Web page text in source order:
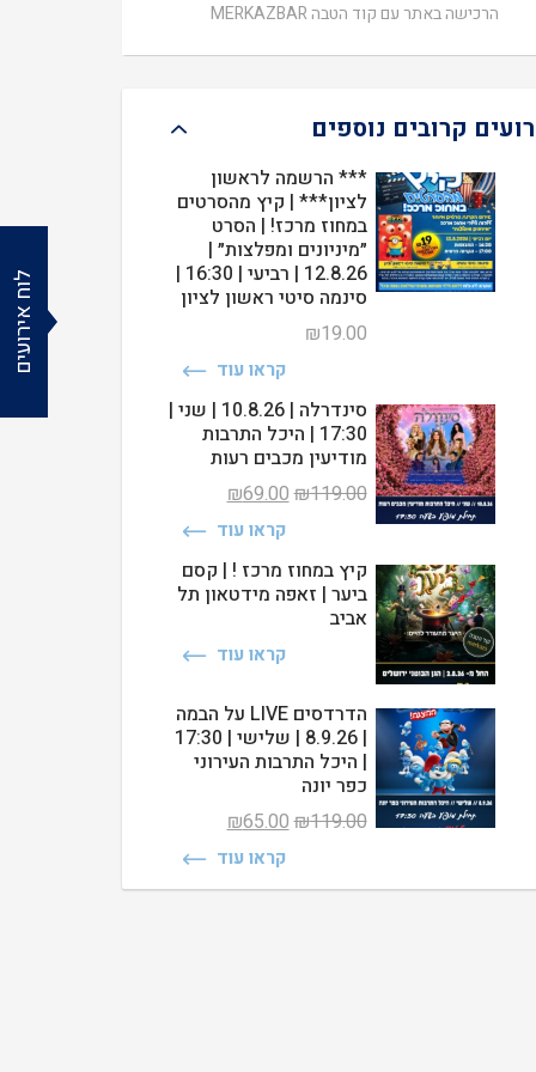
הרכישה באתר עם קוד הטבה MERKAZBAR
קרובים נוספים
*** הרשמה לראשון
לציון*** | קיץ מהסרטים
במחוז מרכז! | הסרט
״מיניונים ומפלצות״ |
12.8.26 | רביעי | 16:30 |
סינמה סיטי ראשון לציון
₪19.00
קראו עוד
סינדרלה | 10.8.26 | שני |
17:30 | היכל התרבות
מודיעין מכבים רעות
₪119.00
המחיר
היה:
₪119.00.
₪69.00
הוא:
₪69.00.
קראו עוד
קיץ במחוז מרכז ! | קסם
ביער | זאפה מידטאון תל
אביב
קראו עוד
הדרדסים LIVE על הבמה
| 8.9.26 | שלישי | 17:30
| היכל התרבות העירוני
כפר יונה
₪119.00
המחיר
היה:
₪119.00.
₪65.00
הוא:
₪65.00.
קראו עוד
לוח אירועים